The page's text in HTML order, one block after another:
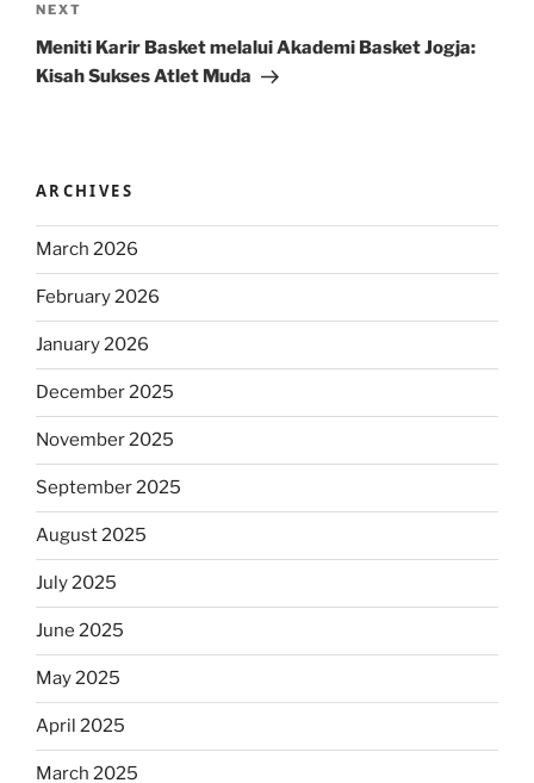
Next
Post
NEXT
Meniti Karir Basket melalui Akademi Basket Jogja:
Kisah Sukses Atlet Muda
ARCHIVES
March 2026
February 2026
January 2026
December 2025
November 2025
September 2025
August 2025
July 2025
June 2025
May 2025
April 2025
March 2025